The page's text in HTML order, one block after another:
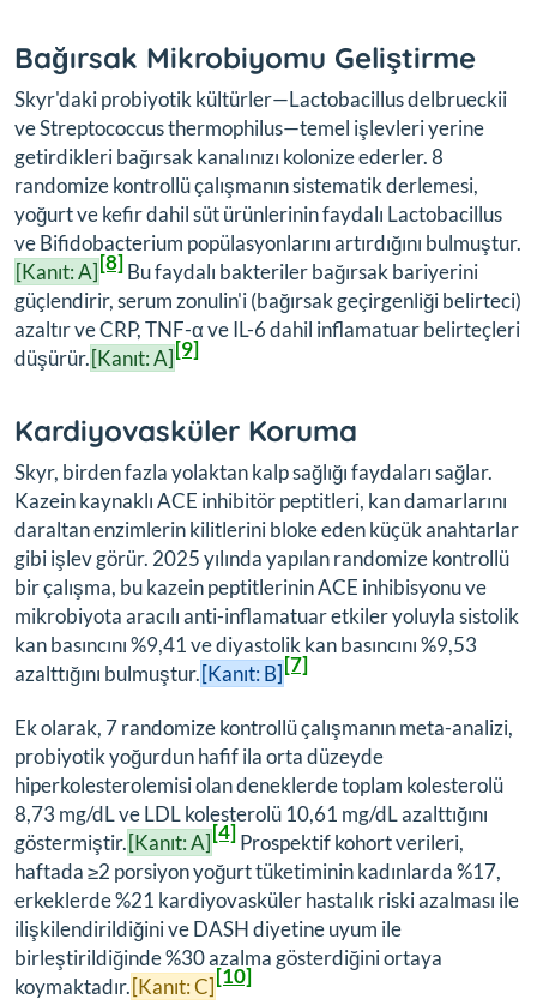
Bağırsak Mikrobiyomu Geliştirme
Skyr'daki probiyotik kültürler—Lactobacillus delbrueckii
ve Streptococcus thermophilus—temel işlevleri yerine
getirdikleri bağırsak kanalınızı kolonize ederler. 8
randomize kontrollü çalışmanın sistematik derlemesi,
yoğurt ve kefir dahil süt ürünlerinin faydalı Lactobacillus
ve Bifidobacterium popülasyonlarını artırdığını bulmuştur.
[Kanıt: A][8]Bu faydalı bakteriler bağırsak bariyerini
güçlendirir, serum zonulin'i (bağırsak geçirgenliği belirteci)
azaltır ve CRP, TNF-α ve IL-6 dahil inflamatuar belirteçleri
düşürür.[Kanıt: A][9]
Kardiyovasküler Koruma
Skyr, birden fazla yolaktan kalp sağlığı faydaları sağlar.
Kazein kaynaklı ACE inhibitör peptitleri, kan damarlarını
daraltan enzimlerin kilitlerini bloke eden küçük anahtarlar
gibi işlev görür. 2025 yılında yapılan randomize kontrollü
bir çalışma, bu kazein peptitlerinin ACE inhibisyonu ve
mikrobiyota aracılı anti-inflamatuar etkiler yoluyla sistolik
kan basıncını %9,41 ve diyastolik kan basıncını %9,53
azalttığını bulmuştur.[Kanıt: B][7]
Ek olarak, 7 randomize kontrollü çalışmanın meta-analizi,
probiyotik yoğurdun hafif ila orta düzeyde
hiperkolesterolemisi olan deneklerde toplam kolesterolü
8,73 mg/dL ve LDL kolesterolü 10,61 mg/dL azalttığını
göstermiştir.[Kanıt: A][4]Prospektif kohort verileri,
haftada ≥2 porsiyon yoğurt tüketiminin kadınlarda %17,
erkeklerde %21 kardiyovasküler hastalık riski azalması ile
ilişkilendirildiğini ve DASH diyetine uyum ile
birleştirildiğinde %30 azalma gösterdiğini ortaya
koymaktadır.[Kanıt: C][10]